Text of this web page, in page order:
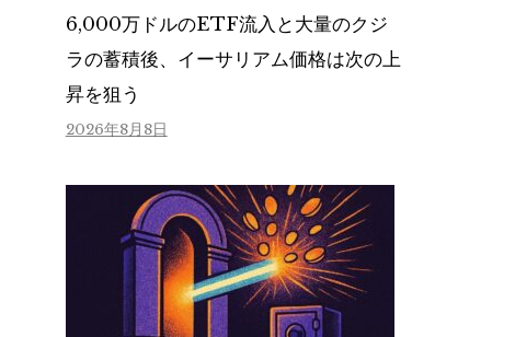
6,000万ドルのETF流入と大量のクジ
ラの蓄積後、イーサリアム価格は次の上
昇を狙う
2026年8月8日